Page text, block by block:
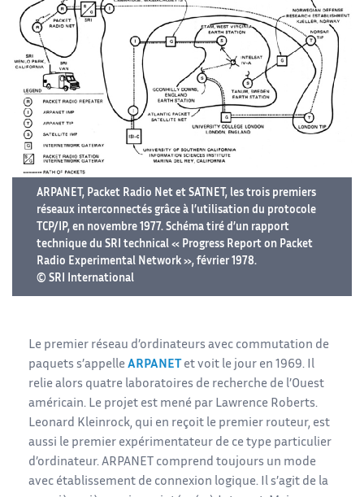
ARPANET, Packet Radio Net et SATNET, les trois premiers
réseaux interconnectés grâce à l’utilisation du protocole
TCP/IP, en novembre 1977. Schéma tiré d’un rapport
technique du SRI technical « Progress Report on Packet
Radio Experimental Network », février 1978.
© SRI International
Le premier réseau d’ordinateurs avec commutation de
paquets s’appelle ARPANET
et voit le jour en 1969. Il
relie alors quatre laboratoires de recherche de l’Ouest
américain. Le projet est mené par Lawrence Roberts.
Leonard Kleinrock, qui en reçoit le premier routeur, est
aussi le premier expérimentateur de ce type particulier
d’ordinateur. ARPANET comprend toujours un mode
avec établissement de connexion logique. Il s’agit de la